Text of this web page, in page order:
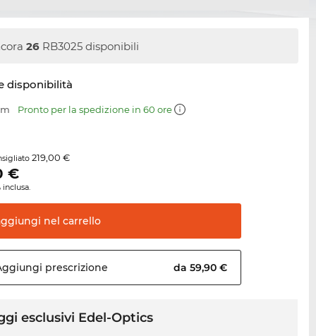
26 RB3025 disponibili
disponibilità
Pronto per la spedizione in 60 ore
219,00 €
€
inclusa.
nel carrello
prescrizione da 59,90 €
esclusivi Edel-Optics